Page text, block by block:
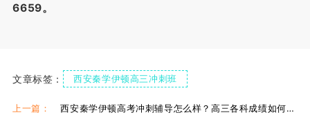
6659。
文章标签： 西安秦学伊顿高三冲刺班
西安伊顿高三冲刺班 伊顿高三冲刺班封闭式
上一篇： 西安秦学伊顿高考冲刺辅导怎么样？高三各科成绩如何提分